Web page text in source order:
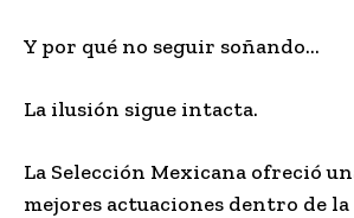
Y por qué no seguir soñando…
La ilusión sigue intacta.
La Selección Mexicana ofreció
mejores actuaciones dentro de